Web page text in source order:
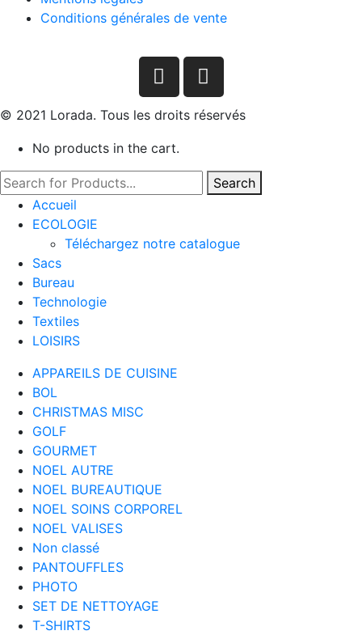
Conditions générales de vente
© 2021 Lorada. Tous les droits réservés
No products in the cart.
Search
Accueil
ECOLOGIE
Téléchargez notre catalogue
Sacs
Bureau
Technologie
Textiles
LOISIRS
APPAREILS DE CUISINE
BOL
CHRISTMAS MISC
GOLF
GOURMET
NOEL AUTRE
NOEL BUREAUTIQUE
NOEL SOINS CORPOREL
NOEL VALISES
Non classé
PANTOUFFLES
PHOTO
SET DE NETTOYAGE
T-SHIRTS